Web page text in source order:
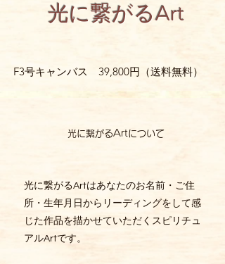
​光に繋がるArt
​F3号キャンバス 39,800円（送料無料）
光に繋がるArtについて
光に繋がるArtはあなたのお名前・ご住
所・生年月日からリーディングをして感
じた作品を描かせていただくスピリチュ
アルArtです。